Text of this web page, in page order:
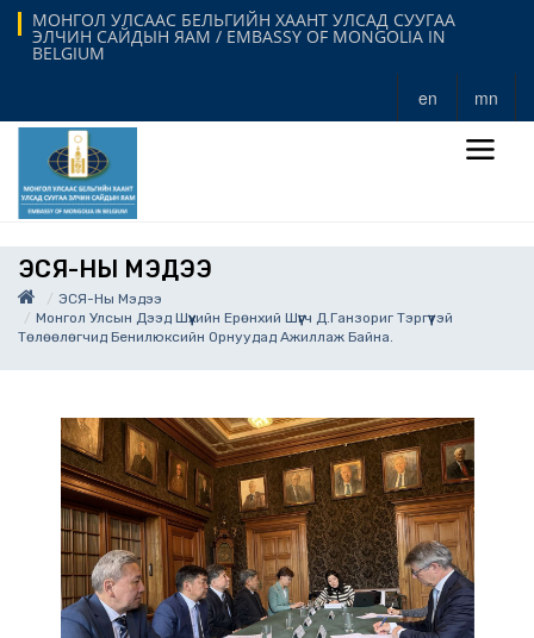
МОНГОЛ УЛСААС БЕЛЬГИЙН ХААНТ УЛСАД СУУГАА
ЭЛЧИН САЙДЫН ЯАМ / EMBASSY OF MONGOLIA IN
BELGIUM
en mn
ЭСЯ-НЫ МЭДЭЭ
ЭСЯ-Ны Мэдээ
Монгол Улсын Дээд Шүүхийн Ерөнхий Шүүгч Д.Ганзориг Тэргүүтэй
Төлөөлөгчид Бенилюксийн Орнуудад Ажиллаж Байна.